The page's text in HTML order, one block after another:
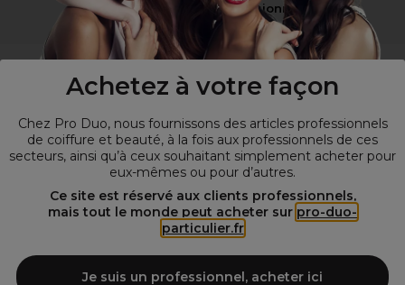
Achetez à votre façon
Chez Pro Duo, nous fournissons des articles professionnels
de coiffure et beauté, à la fois aux professionnels de ces
secteurs, ainsi qu’à ceux souhaitant simplement acheter pour
eux-mêmes ou pour d’autres.
Ce site est réservé aux clients professionnels,
mais tout le monde peut acheter sur pro-duo-
particulier.fr
Je suis un professionnel, acheter ici
Vous n’êtes pas un professionnel ?
Visitez notre site pourles particuliers !
© Tous droits réservés © Pro-Duo
Spécialiste de la coiffure et de la beauté, nous vous proposons une
large sélection de produits professionnels pour la coiffure et